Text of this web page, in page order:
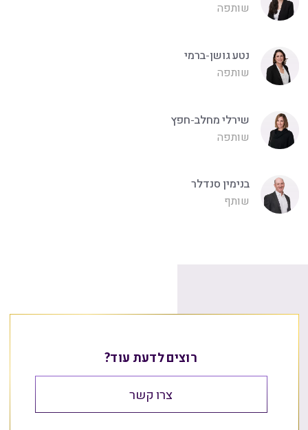
שותפה
נטע גושן-ברמי
שותפה
שירלי מחלב-חפץ
שותפה
בנימין סנדלר
שותף
רוצים לדעת עוד?
צרו קשר